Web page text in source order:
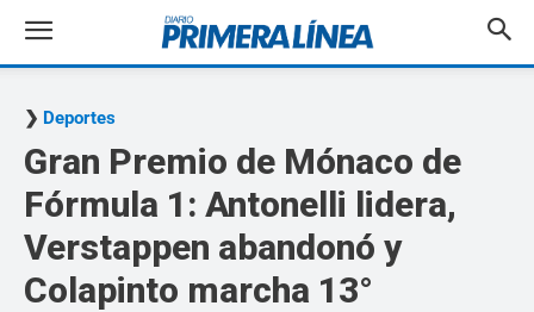
Deportes
Gran Premio de Mónaco de
Fórmula 1: Antonelli lidera,
Verstappen abandonó y
Colapinto marcha 13°